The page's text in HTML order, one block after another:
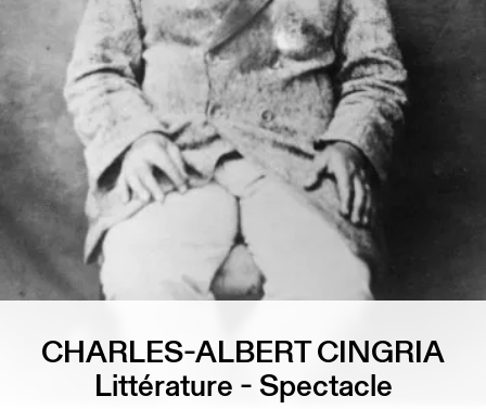
CHARLES-ALBERT CINGRIA
Littérature - Spectacle